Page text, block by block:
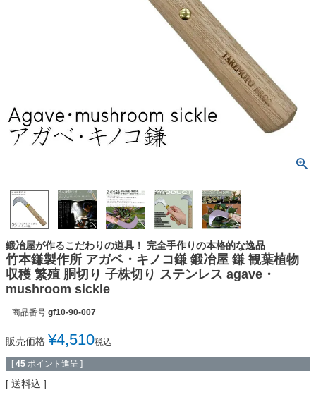
鍛冶屋が作るこだわりの道具！ 完全手作りの本格的な逸品
竹本鎌製作所 アガベ・キノコ鎌 鍛冶屋 鎌 観葉植物
収穫 繁殖 胴切り 子株切り ステンレス agave・
mushroom sickle
商品番号 gf10-90-007
販売価格 ¥4,510税込
[ 45 ポイント進呈 ]
送料込